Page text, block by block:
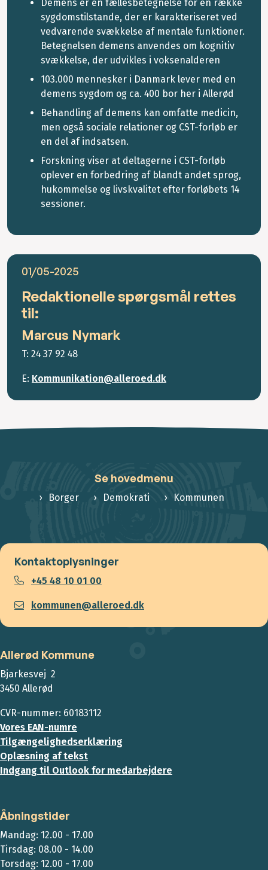
Demens er en fællesbetegnelse for en række
sygdomstilstande, der er karakteriseret ved
vedvarende svækkelse af mentale funktioner.
Betegnelsen demens anvendes om kognitiv
svækkelse, der udvikles i voksenalderen
103.000 mennesker i Danmark lever med en
demens sygdom og ca. 400 bor her i Allerød
Behandling af demens kan omfatte medicin,
men også sociale relationer og CST-forløb er
en del af indsatsen.
Forskning viser at deltagerne i CST-forløb
oplever en forbedring af blandt andet sprog,
hukommelse og livskvalitet efter forløbets 14
sessioner.
01/05-2025
Redaktionelle spørgsmål rettes
til:
Marcus Nymark
T: 24 37 92 48
E: Kommunikation@alleroed.dk
Se hovedmenu
Borger Demokrati Kommunen
Kontaktoplysninger
+45 48 10 01 00
kommunen@alleroed.dk
Allerød Kommune
Bjarkesvej 2
3450 Allerød
CVR-nummer: 60183112
Vores EAN-numre
Tilgængelighedserklæring
Oplæsning af tekst
Indgang til Outlook for medarbejdere
Åbningstider
Mandag: 12.00 - 17.00
Tirsdag: 08.00 - 14.00
Torsdag: 12.00 - 17.00